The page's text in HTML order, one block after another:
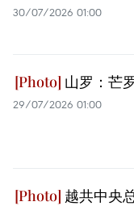
30/07/2026 01:00
山罗：芒
29/07/2026 01:00
越共中央